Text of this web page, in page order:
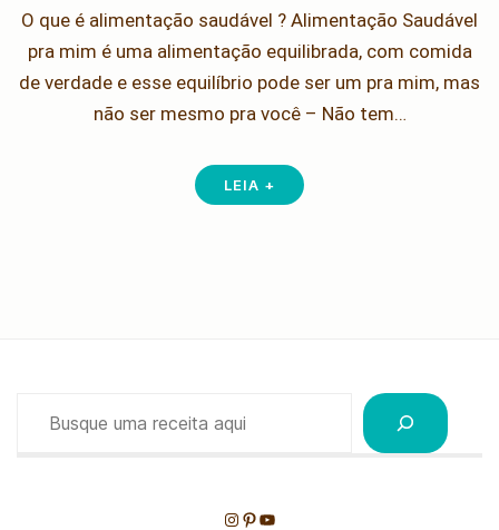
O que é alimentação saudável ? Alimentação Saudável
pra mim é uma alimentação equilibrada, com comida
de verdade e esse equilíbrio pode ser um pra mim, mas
não ser mesmo pra você – Não tem…
LEIA +
Instagram
Pinterest
Youtube